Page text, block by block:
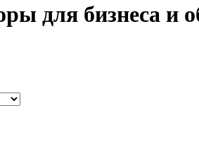
для бизнеса и